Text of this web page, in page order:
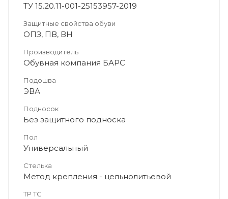
TУ 15.20.11-001-25153957-2019
Защитные свойства обуви
ОПЗ, ПВ, ВН
Производитель
Обувная компания БАРС
Подошва
ЭВА
Подносок
Без защитного подноска
Пол
Универсальный
Стелька
Метод крепления - цельнолитьевой
ТР ТС